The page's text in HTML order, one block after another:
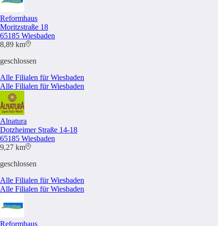
Reformhaus
Moritzstraße 18
65185 Wiesbaden
8,89 km
geschlossen
Alle Filialen für Wiesbaden
Alle Filialen für Wiesbaden
Alnatura
Dotzheimer Straße 14-18
65185 Wiesbaden
9,27 km
geschlossen
Alle Filialen für Wiesbaden
Alle Filialen für Wiesbaden
Reformhaus